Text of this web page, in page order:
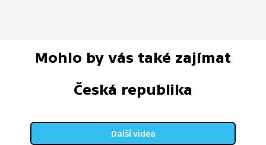
Mohlo by vás také zajímat
Česká republika
Další videa